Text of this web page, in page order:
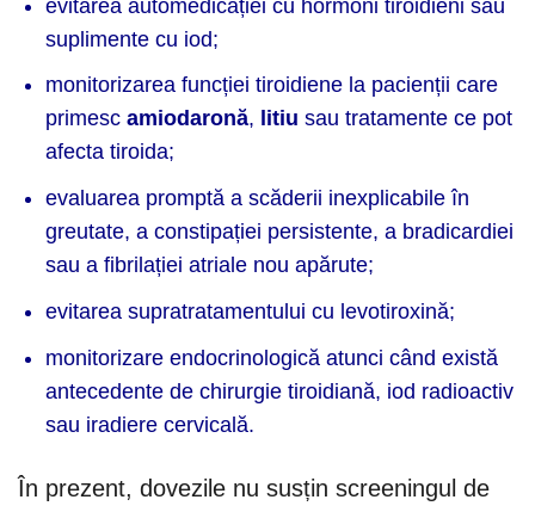
evitarea automedicației cu hormoni tiroidieni sau
suplimente cu iod;
monitorizarea funcției tiroidiene la pacienții care
primescamiodaronă, litiu sau tratamente ce pot
afecta tiroida;
evaluarea promptă a scăderii inexplicabile în
greutate, a constipației persistente, a bradicardiei
sau a fibrilației atriale nou apărute;
evitarea supratratamentului cu levotiroxină;
monitorizare endocrinologică atunci când există
antecedente de chirurgie tiroidiană, iod radioactiv
sau iradiere cervicală.
În prezent, dovezile nu susțin screeningul de